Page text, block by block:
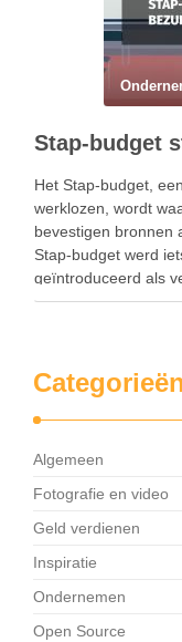
Het Stap-budget,
werklozen, wordt
bevestigen bronnen
Stap-budget werd
geïntroduceerd als
scholingskosten.
Algemeen
Fotografie en video
Geld verdienen
Inspiratie
Ondernemen
Open Source